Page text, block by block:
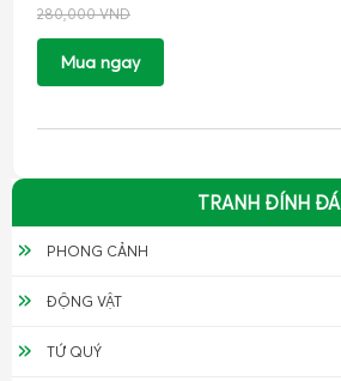
TRANH ĐÍNH ĐÁ
PHONG CẢNH
ĐỘNG VẬT
TỨ QUÝ
280,000 VND
Mua ngay